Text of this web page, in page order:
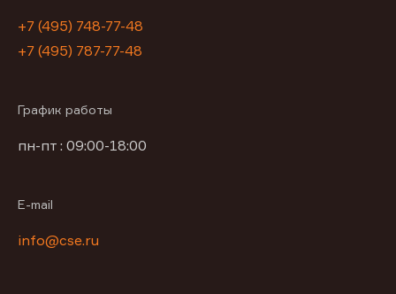
+7 (495) 748-77-48
+7 (495) 787-77-48
График работы
пн-пт : 09:00-18:00
E-mail
info@cse.ru